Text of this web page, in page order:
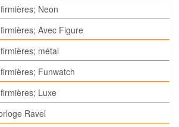
Neon
Avec Figure
métal
Funwatch
Luxe
Ravel